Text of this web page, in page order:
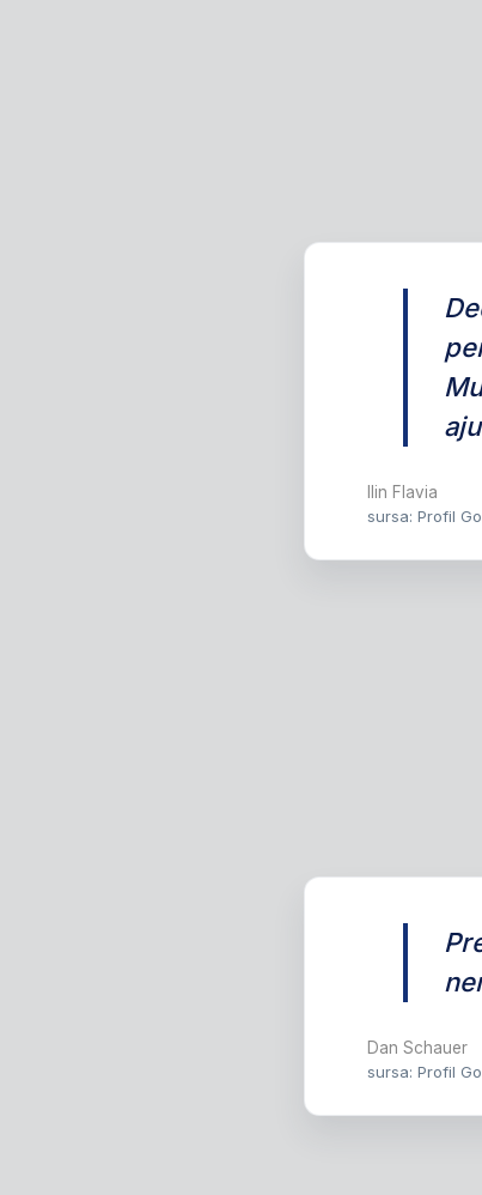
Ilin Flavia
sursa: Profil
Dan Schauer
sursa: Profil